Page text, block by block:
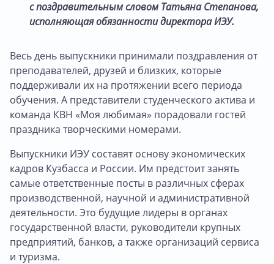
с поздравительным словом Татьяна Степанова,
исполняющая обязанности директора ИЭУ.
Весь день выпускники принимали поздравления от
преподавателей, друзей и близких, которые
поддерживали их на протяжении всего периода
обучения. А представители студенческого актива и
команда КВН «Моя любимая» порадовали гостей
праздника творческими номерами.
Выпускники ИЭУ составят основу экономических
кадров Кузбасса и России. Им предстоит занять
самые ответственные посты в различных сферах
производственной, научной и административной
деятельности. Это будущие лидеры в органах
государственной власти, руководители крупных
предприятий, банков, а также организаций сервиса
и туризма.